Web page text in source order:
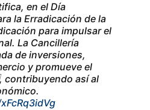
en el Día
la Erradicación de la
para impulsar el
La Cancillería
de inversiones,
y promueve el
así al